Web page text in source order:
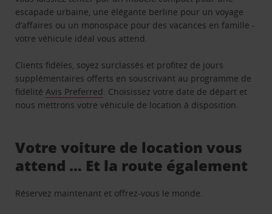
escapade urbaine, une élégante berline pour un voyage
d’affaires ou un monospace pour des vacances en famille -
votre véhicule idéal vous attend.
Clients fidèles, soyez surclassés et profitez de jours
supplémentaires offerts en souscrivant au programme de
fidélitéAvis Preferred. Choisissez votre date de départ et
nous mettrons votre véhicule de location à disposition.
Votre voiture de location vous
attend … Et la route également
Réservez maintenant et offrez-vous le monde.